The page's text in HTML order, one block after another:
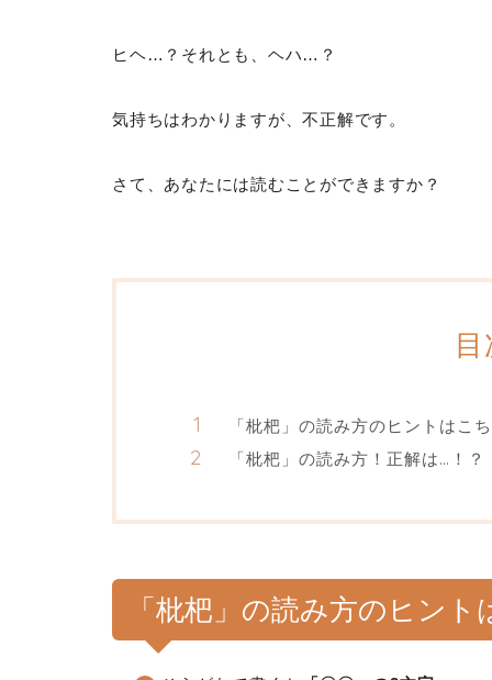
ヒヘ…？それとも、ヘハ…？
気持ちはわかりますが、不正解です。
さて、あなたには読むことができますか？
目
「枇杷」の読み方のヒントはこ
「枇杷」の読み方！正解は…！？
「枇杷」の読み方のヒント